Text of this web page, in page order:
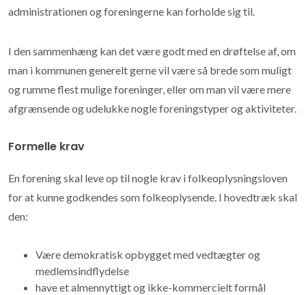
administrationen og foreningerne kan forholde sig til.
I den sammenhæng kan det være godt med en drøftelse af, om
man i kommunen generelt gerne vil være så brede som muligt
og rumme flest mulige foreninger, eller om man vil være mere
afgrænsende og udelukke nogle foreningstyper og aktiviteter.
Formelle krav
En forening skal leve op til nogle krav i folkeoplysningsloven
for at kunne godkendes som folkeoplysende. I hovedtræk skal
den:
Være demokratisk opbygget med vedtægter og
medlemsindflydelse
have et almennyttigt og ikke-kommercielt formål